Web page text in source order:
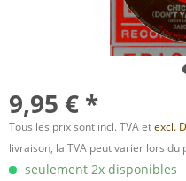
9,95 € *
Tous les prix sont incl. TVA etexcl.
livraison, la TVA peut varier lors du
seulement 2x disponibles